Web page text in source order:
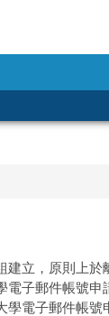
立，原則上於
子郵件帳號
電子郵件帳號